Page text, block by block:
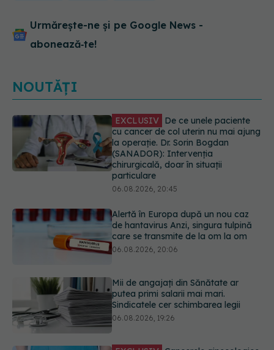
Urmărește-ne și pe Google News -
abonează‑te!
NOUTĂȚI
Alertă în Europa după un nou caz
de hantavirus Anzi, singura tulpină
care se transmite de la om la om
06.08.2026, 20:06
putea primi salarii mai mari.
Sindicatele cer schimbarea legii
06.08.2026, 19:26
care pot fi tratate fără operație. Dr.
Sorin Bogdan (SANADOR): Chirurgia
este indicată doar punctual, pentru
anumite categorii de paciente
06.08.2026, 19:05